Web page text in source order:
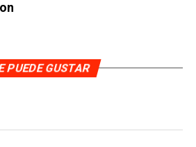
PUEDE GUSTAR